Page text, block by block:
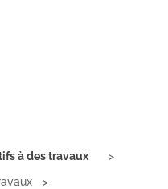
à des travaux